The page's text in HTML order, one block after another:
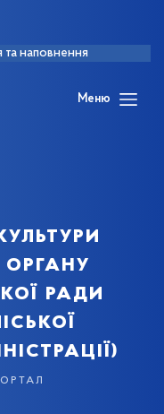
та наповнення
Меню
ради